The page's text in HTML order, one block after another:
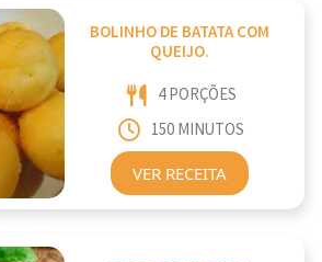
BOLINHO DE BATATA COM
QUEIJO.
4 PORÇÕES
150 MINUTOS
VER RECEITA